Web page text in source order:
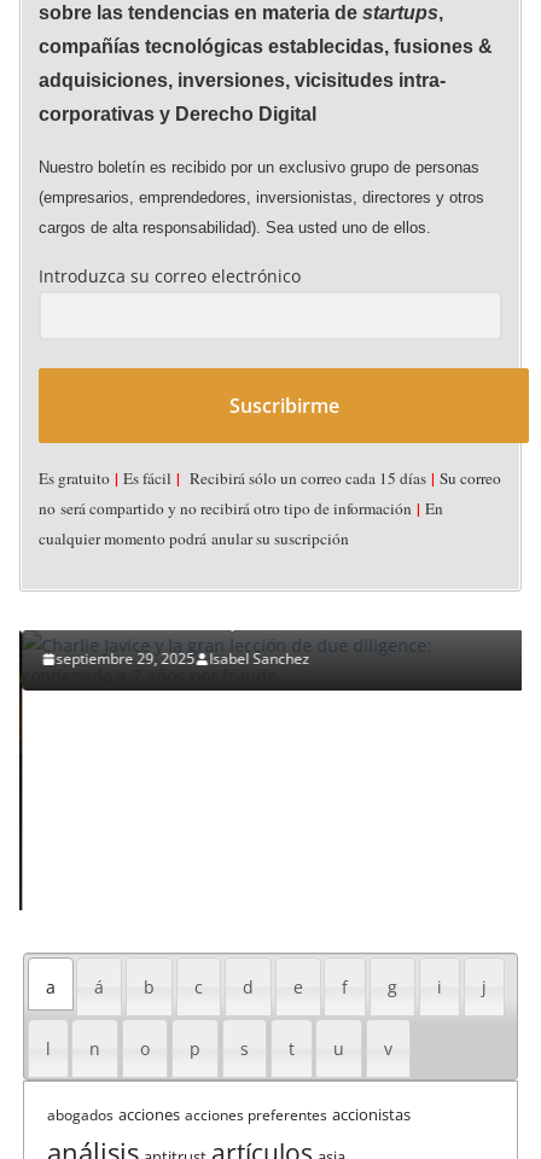
sobre las tendencias en materia de startups,
compañías tecnológicas establecidas, fusiones &
adquisiciones, inversiones, vicisitudes intra-
corporativas y Derecho Digital
Nuestro boletín es recibido por un exclusivo grupo de personas
(empresarios, emprendedores, inversionistas, directores y otros
cargos de alta responsabilidad). Sea usted uno de ellos.
Introduzca su correo electrónico
Suscribirme
Es gratuito | Es fácil | Recibirá sólo un correo cada 15 días | Su correo
no será compartido y no recibirá otro tipo de información | En
cualquier momento podrá anular su suscripción
ACUERDOS (DEALS) CAPITAL DE RIESGO CORPORATIVO
DESTACADOS
FUSIONES & ADQUISICIONES
STARTUPS
VICISITUDES INTRA-CORPORATIVAS
Charlie Javice y la gran lección de due diligence:
septiembre 29, 2025 Isabel Sanchez
a á b c d e f g i j
l n o p s t u v
abogados acciones acciones preferentes accionistas